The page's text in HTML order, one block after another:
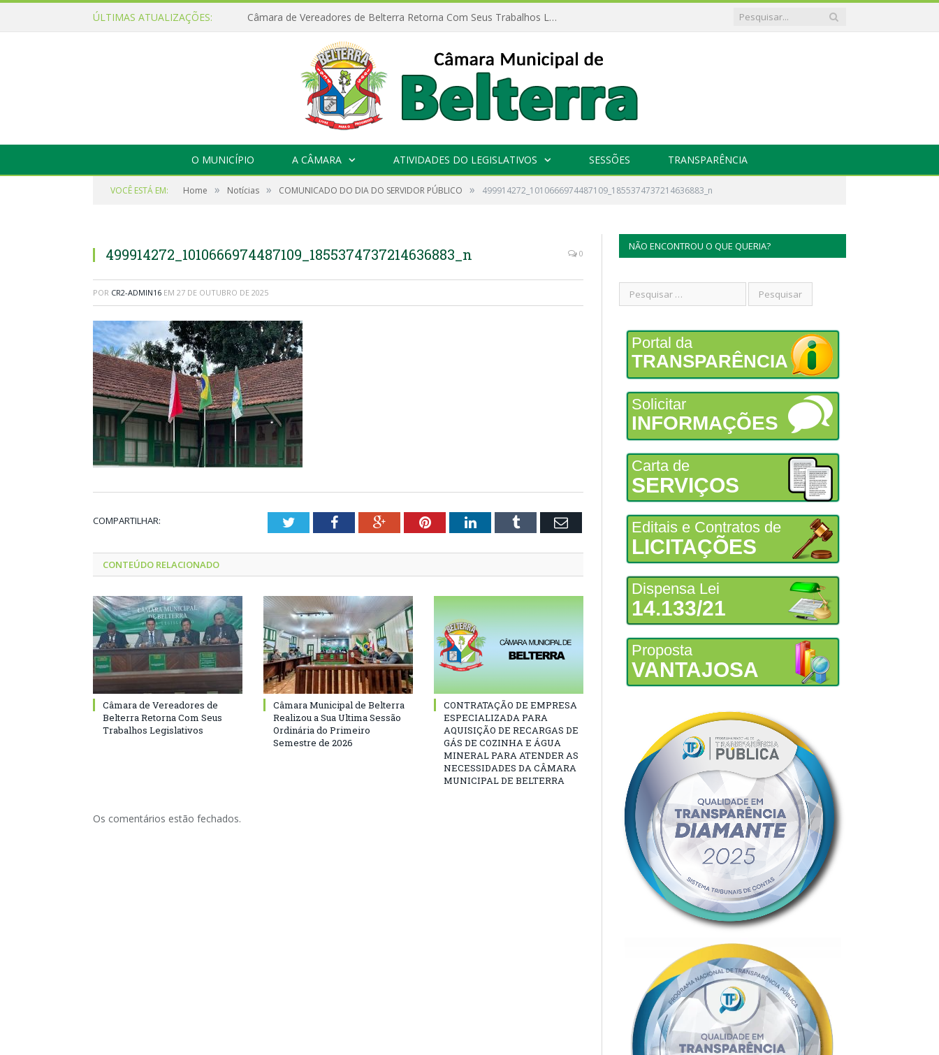
ÚLTIMAS ATUALIZAÇÕES: Câmara de Vereadores de Belterra Retorna Com Seus Trabalhos Legislativos
O MUNICÍPIO A CÂMARA ATIVIDADES DO LEGISLATIVOS SESSÕES TRANSPARÊNCIA
VOCÊ ESTÁ EM: Home » Notícias » COMUNICADO DO DIA DO SERVIDOR PÚBLICO » 499914272_1010666974487109_1855374737214636883_n
499914272_1010666974487109_1855374737214636883_n 0
POR CR2-ADMIN16 EM 27 DE OUTUBRO DE 2025
COMPARTILHAR: TwitterFacebookGoogle+PinterestLinkedInTumblr Email
CONTEÚDO RELACIONADO
Câmara de Vereadores de
Belterra Retorna Com Seus
Trabalhos Legislativos
Câmara Municipal de Belterra
Realizou a Sua Ultima Sessão
Ordinária do Primeiro
Semestre de 2026
CONTRATAÇÃO DE EMPRESA
ESPECIALIZADA PARA
AQUISIÇÃO DE RECARGAS DE
GÁS DE COZINHA E ÁGUA
MINERAL PARA ATENDER AS
NECESSIDADES DA CÂMARA
MUNICIPAL DE BELTERRA
Os comentários estão fechados.
NÃO ENCONTROU O QUE QUERIA?
Portal da
TRANSPARÊNCIA
Solicitar
INFORMAÇÕES
Carta de
SERVIÇOS
Editais e Contratos de
LICITAÇÕES
Dispensa Lei
14.133/21
Proposta
VANTAJOSA